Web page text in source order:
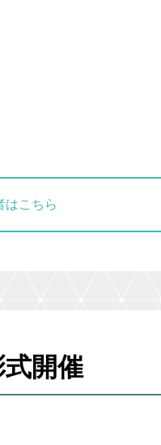
はこちら
開催